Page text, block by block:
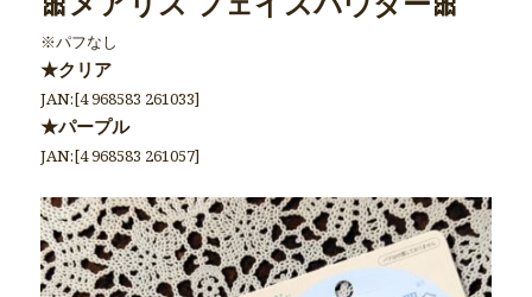
※パフなし
★クリア
JAN:[4 968583 261033]
★パープル
JAN:[4 968583 261057]